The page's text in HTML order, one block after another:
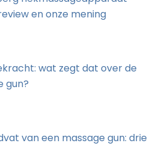
en onze mening
wat zegt dat over de
gun?
van een massage gun: drie